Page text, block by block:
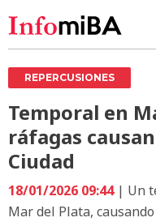
REPERCUSIONES
Temporal en
ráfagas
Ciudad
18/01/2026 09:44| Un
Mar del Plata,